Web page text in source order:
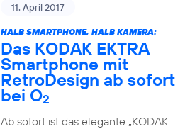
11. April 2017
HALB SMARTPHONE, HALB KAMERA:
Das KODAK EKTRA
Smartphone mit
RetroDesign ab sofort
bei O2
Ab sofort ist das elegante „KODAK